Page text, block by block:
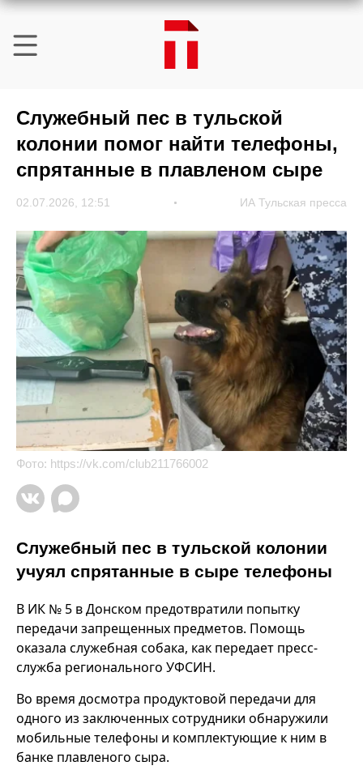
Служебный пес в тульской
колонии помог найти телефоны,
спрятанные в плавленом сыре
02.07.2026, 12:51 ИА Тульская пресса
Фото: https://vk.com/club211766002
Служебный пес в тульской колонии
учуял спрятанные в сыре телефоны
В ИК № 5 в Донском предотвратили попытку
передачи запрещенных предметов. Помощь
оказала служебная собака, как передает пресс-
служба регионального УФСИН.
Во время досмотра продуктовой передачи для
одного из заключенных сотрудники обнаружили
мобильные телефоны и комплектующие к ним в
банке плавленого сыра.